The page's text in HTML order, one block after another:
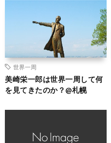
世界一周
美崎栄一郎は世界一周して何
を見てきたのか？@札幌